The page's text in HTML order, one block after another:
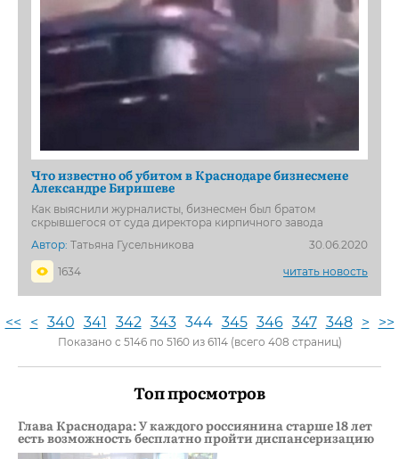
Что известно об убитом в Краснодаре бизнесмене
Александре Биришеве
Как выяснили журналисты, бизнесмен был братом
скрывшегося от суда директора кирпичного завода
Автор: Татьяна Гусельникова
30.06.2020
1634
читать новость
<< < 340 341 342 343 344 345 346 347 348 > >>
Показано с 5146 по 5160 из 6114 (всего 408 страниц)
Топ просмотров
Глава Краснодара: У каждого россиянина старше 18 лет
есть возможность бесплатно пройти диспансеризацию